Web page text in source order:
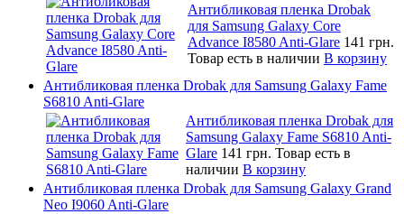
Антибликовая пленка Drobak
для Samsung Galaxy Core
Advance I8580 Anti-Glare 141 грн.
Товар есть в наличии В корзину
Антибликовая пленка Drobak для Samsung Galaxy Fame
S6810 Anti-Glare
Антибликовая пленка Drobak для
Samsung Galaxy Fame S6810 Anti-
Glare 141 грн. Товар есть в
наличии В корзину
Антибликовая пленка Drobak для Samsung Galaxy Grand
Neo I9060 Anti-Glare